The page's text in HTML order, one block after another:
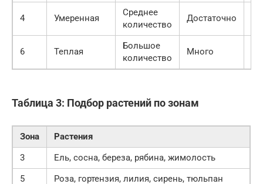
4 Умеренная
Среднее
количество
Достаточно
6 Теплая
Большое
количество
Много
Таблица 3: Подбор растений по зонам
Зона
Растения
3
Ель, сосна, береза, рябина, жимолость
5
Роза, гортензия, лилия, сирень, тюльпан